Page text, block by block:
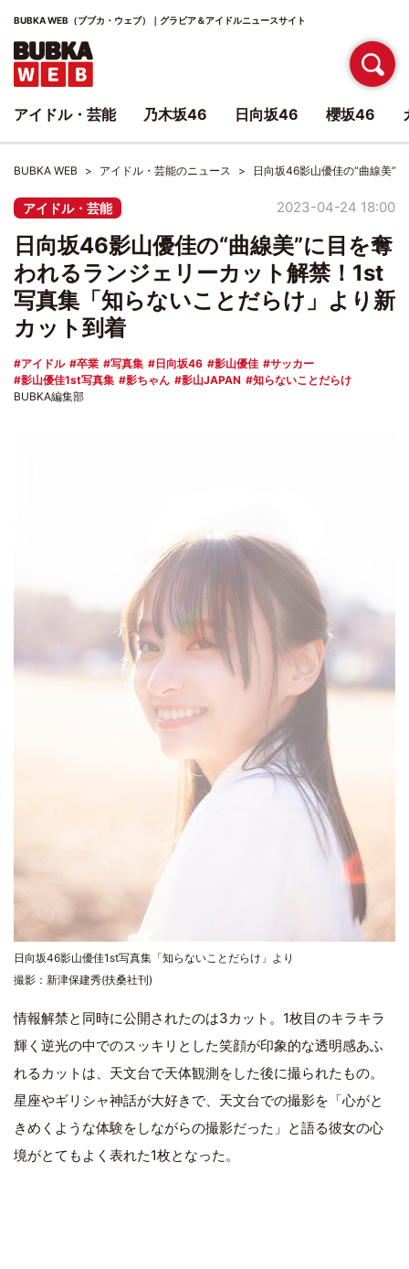
BUBKA WEB（ブブカ・ウェブ）｜グラビア＆アイドルニュースサイト
BUBKA WEB アイドル・芸能のニュース 日向坂46影山優佳の“曲線美”
アイドル・芸能 2023-04-24 18:00
日向坂46影山優佳の“曲線美”に目を奪
われるランジェリーカット解禁！1st
写真集「知らないことだらけ」より新
カット到着
アイドル 卒業 写真集 日向坂46 影山優佳
サッカー
影山優佳1st写真集
影ちゃん 影山JAPAN
知らないことだらけ
BUBKA編集部
日向坂46影山優佳1st写真集「知らないことだらけ」より
撮影：新津保建秀(扶桑社刊)
情報解禁と同時に公開されたのは3カット。1枚目のキラキラ
輝く逆光の中でのスッキリとした笑顔が印象的な透明感あふ
れるカットは、天文台で天体観測をした後に撮られたもの。
星座やギリシャ神話が大好きで、天文台での撮影を「心がと
きめくような体験をしながらの撮影だった」と語る彼女の心
境がとてもよく表れた1枚となった。
アイドル・芸能 乃木坂46 日向坂46 櫻坂46